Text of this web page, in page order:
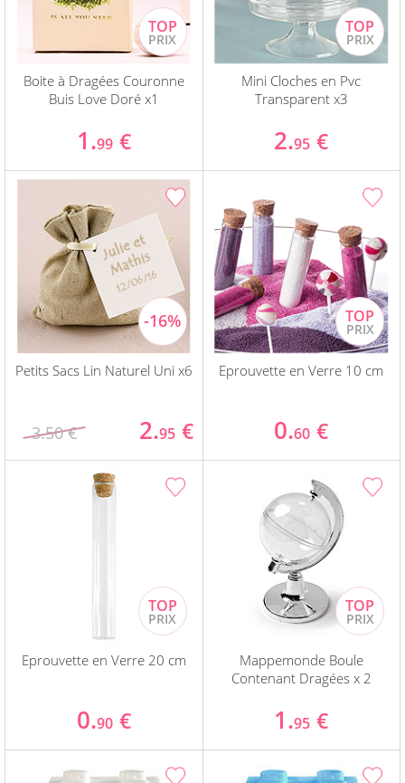
Boite à Dragées Couronne
Buis Love Doré x1
1.99 €
Mini Cloches en Pvc
Transparent x3
2.95 €
Petits Sacs Lin Naturel Uni x6
3.50 € 2.95 €
Eprouvette en Verre 10 cm
0.60 €
Eprouvette en Verre 20 cm
0.90 €
Mappemonde Boule
Contenant Dragées x 2
1.95 €